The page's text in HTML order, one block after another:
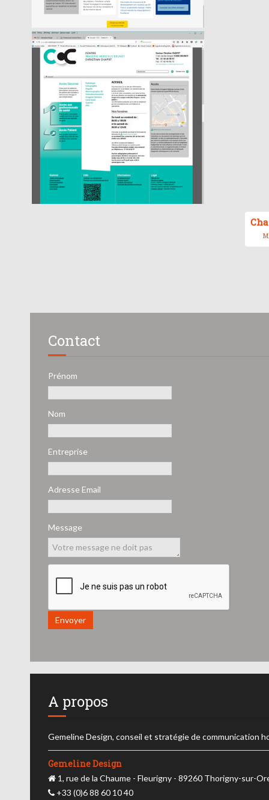
Contact
Prénom
Nom
Entreprise
Adresse Email
Message
Envoyer
A propos
Gemeline Design, conseil et stratégie de communication
Gemeline Design
1, rue de la Chaume - Fleurigny - 89260 Thorigny-sur-
+33 (0)6 88 60 10 40